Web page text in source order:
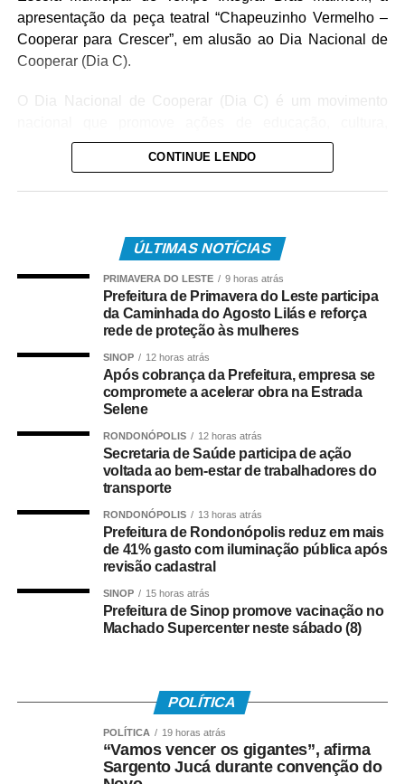
apresentação da peça teatral “Chapeuzinho Vermelho –
Cooperar para Crescer”, em alusão ao Dia Nacional de
Cooperar (Dia C).
O Dia Nacional de Cooperar (Dia C) é um movimento
cidadania e voluntariado. De acordo com a Secretaria de
Educação, em Diamantino, mais de 130 crianças
participaram da apresentação teatral e conheceram, de
A secretária municipal de Educação, Valéria Neves,
agradeceu a parceria e ressaltou a importância da
iniciativa para os estudantes.
“Diamantino foi contemplado com essa ação e, por meio
de um sorteio, a Escola Municipal de Tempo Integral Brás
Maimoni foi selecionada para receber o espetáculo.
Agradecemos essa parceria por proporcionar às nossas
crianças uma experiência que une cultura e aprendizado,
mostrando que a educação vai além da sala de aula.”
Sicredi Ouro Verde Mato Grosso/Pará, Karoline Martelli,
destacou a proposta da ação.
“Essa ação é resultado de uma parceria entre a
cooperativa e a Secretaria Municipal de Educação. O
teatro é uma forma lúdica de apresentar o cooperativismo
WhatsApp
Facebook
Twitter
Messenger
LinkedIn
Share
CONTINUE LENDO
ÚLTIMAS NOTÍCIAS
PRIMAVERA DO LESTE 9 horas atrás
Prefeitura de Primavera do Leste participa
da Caminhada do Agosto Lilás e reforça
rede de proteção às mulheres
SINOP 12 horas atrás
Após cobrança da Prefeitura, empresa se
compromete a acelerar obra na Estrada
Selene
RONDONÓPOLIS 12 horas atrás
Secretaria de Saúde participa de ação
voltada ao bem-estar de trabalhadores do
transporte
RONDONÓPOLIS 13 horas atrás
Prefeitura de Rondonópolis reduz em mais
de 41% gasto com iluminação pública após
revisão cadastral
SINOP 15 horas atrás
Prefeitura de Sinop promove vacinação no
Machado Supercenter neste sábado (8)
POLÍTICA
POLÍTICA 19 horas atrás
“Vamos vencer os gigantes”, afirma
Sargento Jucá durante convenção do